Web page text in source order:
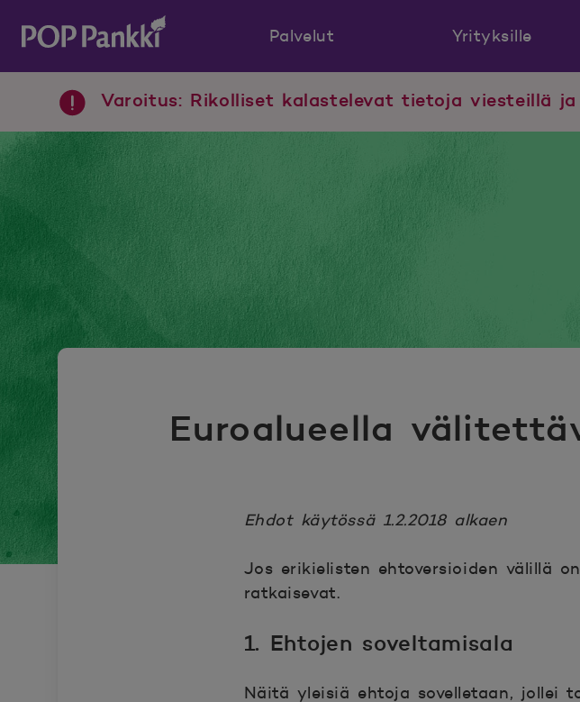
POP Pankki, etusivulle
Palvelut Yrityksille
Varoitus: Rikolliset kalastelevat tietoja viesteillä ja
Euroalueella
Ehdot käytössä 1.2.2018 alkaen
Jos erikielisten ehtoversioiden välillä
ratkaisevat.
1. Ehtojen soveltamisala
Näitä yleisiä ehtoja sovelletaan, jollei